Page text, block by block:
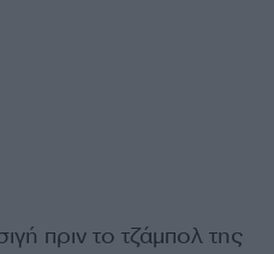
πριν το τζάμπολ της